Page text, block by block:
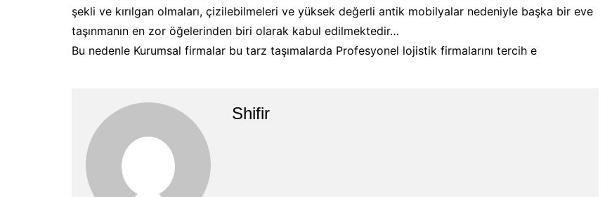
şekli ve kırılgan olmaları, çizilebilmeleri ve yüksek değerli antik mobilyalar nedeniyle başka bir eve
taşınmanın en zor öğelerinden biri olarak kabul edilmektedir…
Bu nedenle Kurumsal firmalar bu tarz taşımalarda Profesyonel lojistik firmalarını tercih e
Shifir